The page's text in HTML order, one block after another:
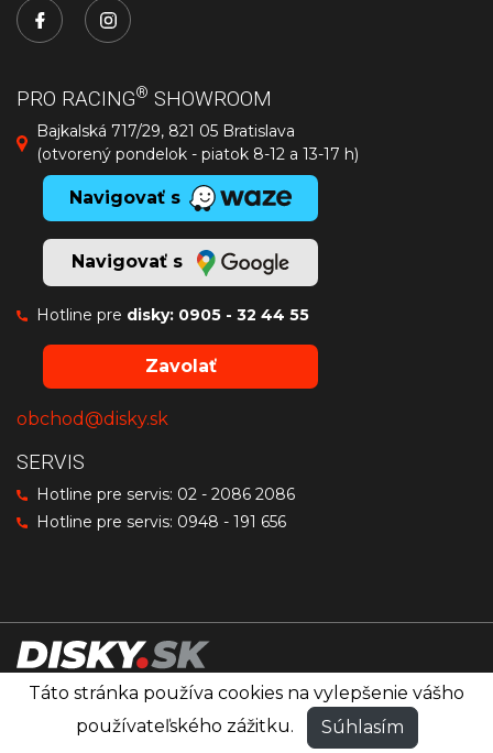
PRO RACING® SHOWROOM
Bajkalská 717/29, 821 05 Bratislava
(otvorený pondelok - piatok 8-12 a 13-17 h)
Navigovať s
Navigovať s
Hotline pre disky: 0905 - 32 44 55
Zavolať
obchod@disky.sk
SERVIS
Hotline pre servis: 02 - 2086 2086
Hotline pre servis: 0948 - 191 656
Disky značiek OZ Racing, MSW a Sparco
© PRO RACING®Všetky práva vyhradené.
Táto stránka používa cookies na vylepšenie vášho
používateľského zážitku.
Súhlasím